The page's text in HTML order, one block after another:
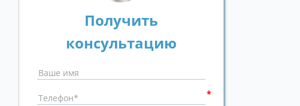
Получить
консультацию